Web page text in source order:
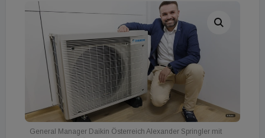
General Manager Daikin Österreich Alexander Springler mit